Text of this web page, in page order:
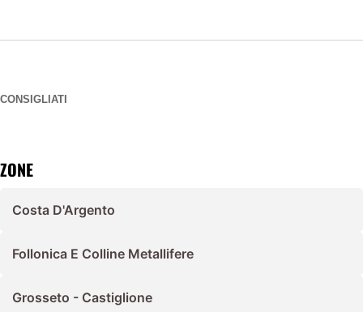
CONSIGLIATI
ZONE
Costa D'Argento
Follonica E Colline Metallifere
Grosseto - Castiglione